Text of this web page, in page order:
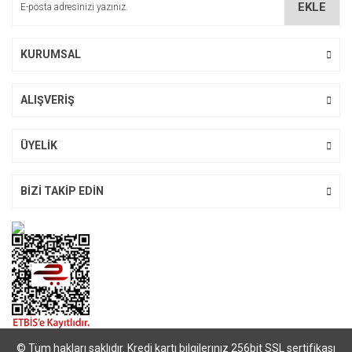
EKLE
KURUMSAL
ALIŞVERİŞ
ÜYELİK
BİZİ TAKİP EDİN
© Tüm hakları saklıdır. Kredi kartı bilgileriniz 256bit SSL sertifikası